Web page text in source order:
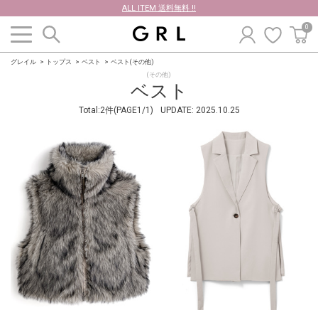
ALL ITEM 送料無料 !!
0
グレイル トップス ベスト ベスト(その他)
ベスト
(その他)
Total:2件(PAGE1/1) UPDATE: 2025.10.25